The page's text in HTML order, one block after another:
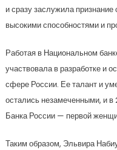
и сразу заслужила
высокими способностями и
Работая в Национальном
участвовала в разработке и
сфере России. Ее талант и
остались незамеченными, и в
Банка России — первой
Таким образом, Эльвира